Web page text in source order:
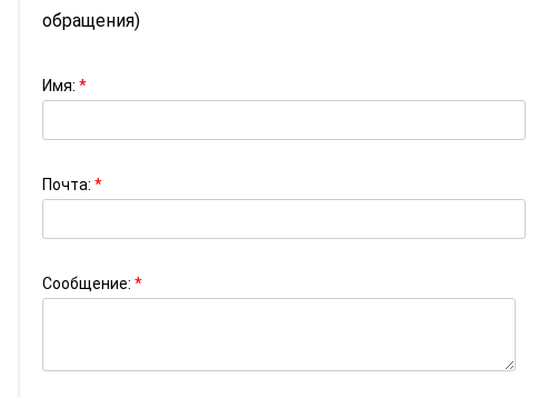
обращения)
Имя: *
Почта: *
Сообщение: *